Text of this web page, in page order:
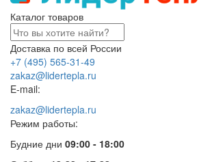
Каталог товаров
Доставка по всей России
+7 (495) 565-31-49
zakaz@lidertepla.ru
E-mail:
zakaz@lidertepla.ru
Режим работы:
Будние дни 09:00 - 18:00